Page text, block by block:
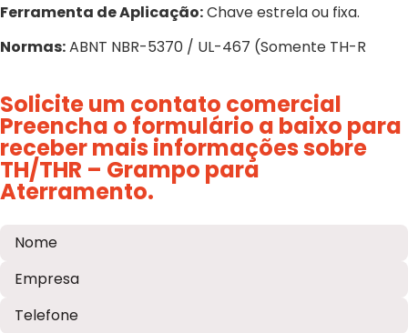
Ferramenta de Aplicação:Chave estrela ou fixa.
Normas:ABNT NBR-5370 / UL-467 (Somente TH-R
Solicite um contato comercial
Preencha o formulário a baixo para
receber mais informações sobre
TH/THR – Grampo para
Aterramento.